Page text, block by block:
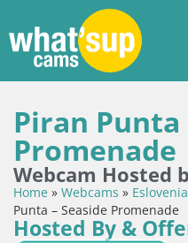
Piran Punta
Promenade
Webcam Hosted
Home » Webcams » Eslovenia
Punta – Seaside Promenade
Hosted By &